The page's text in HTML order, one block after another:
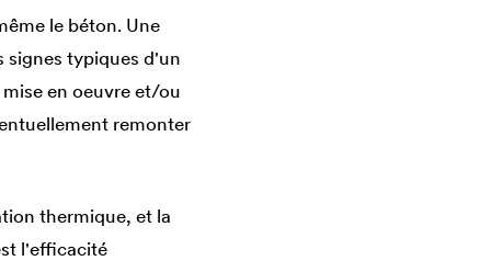
le béton. Une
signes typiques d'un
en oeuvre et/ou
remonter
thermique, et la
l'efficacité